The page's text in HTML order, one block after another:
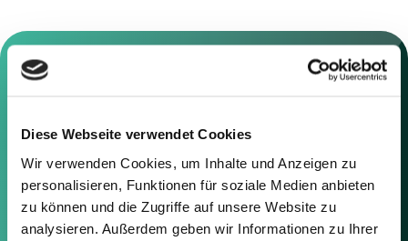
Diese Webseite verwendet Cookies
Wir verwenden Cookies, um Inhalte und Anzeigen zu
personalisieren, Funktionen für soziale Medien anbieten
zu können und die Zugriffe auf unsere Website zu
analysieren. Außerdem geben wir Informationen zu Ihrer
Contact us
Feel free to contact us using the
information below or the form on
the right.